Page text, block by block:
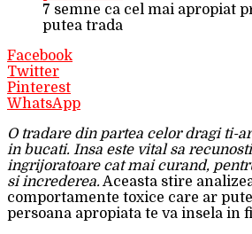
7 semne ca cel mai apropiat
putea trada
Facebook
Twitter
Pinterest
WhatsApp
O tradare din partea celor dragi ti-
in bucati. Insa este vital sa
ingrijoratoare cat mai curand,
si increderea. Aceasta stire
comportamente toxice care ar
persoana apropiata te va insela in